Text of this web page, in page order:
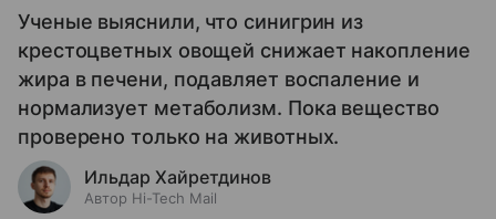
Ученые выяснили, что синигрин из
крестоцветных овощей снижает накопление
жира в печени, подавляет воспаление и
нормализует метаболизм. Пока вещество
проверено только на животных.
Ильдар Хайретдинов
Автор Hi-Tech Mail